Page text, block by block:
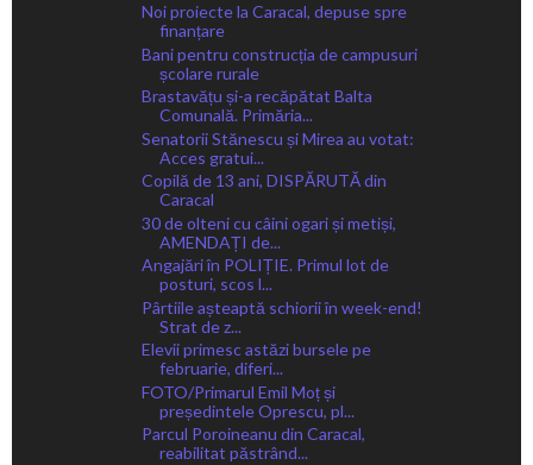
Noi proiecte la Caracal, depuse spre
finanțare
Bani pentru construcția de campusuri
școlare rurale
Brastavățu și-a recăpătat Balta
Comunală. Primăria...
Senatorii Stănescu și Mirea au votat:
Acces gratui...
Copilă de 13 ani, DISPĂRUTĂ din
Caracal
30 de olteni cu câini ogari și metiși,
AMENDAȚI de...
Angajări în POLIȚIE. Primul lot de
posturi, scos l...
Pârtiile așteaptă schiorii în week-end!
Strat de z...
Elevii primesc astăzi bursele pe
februarie, diferi...
FOTO/Primarul Emil Moț și
președintele Oprescu, pl...
Parcul Poroineanu din Caracal,
reabilitat păstrând...